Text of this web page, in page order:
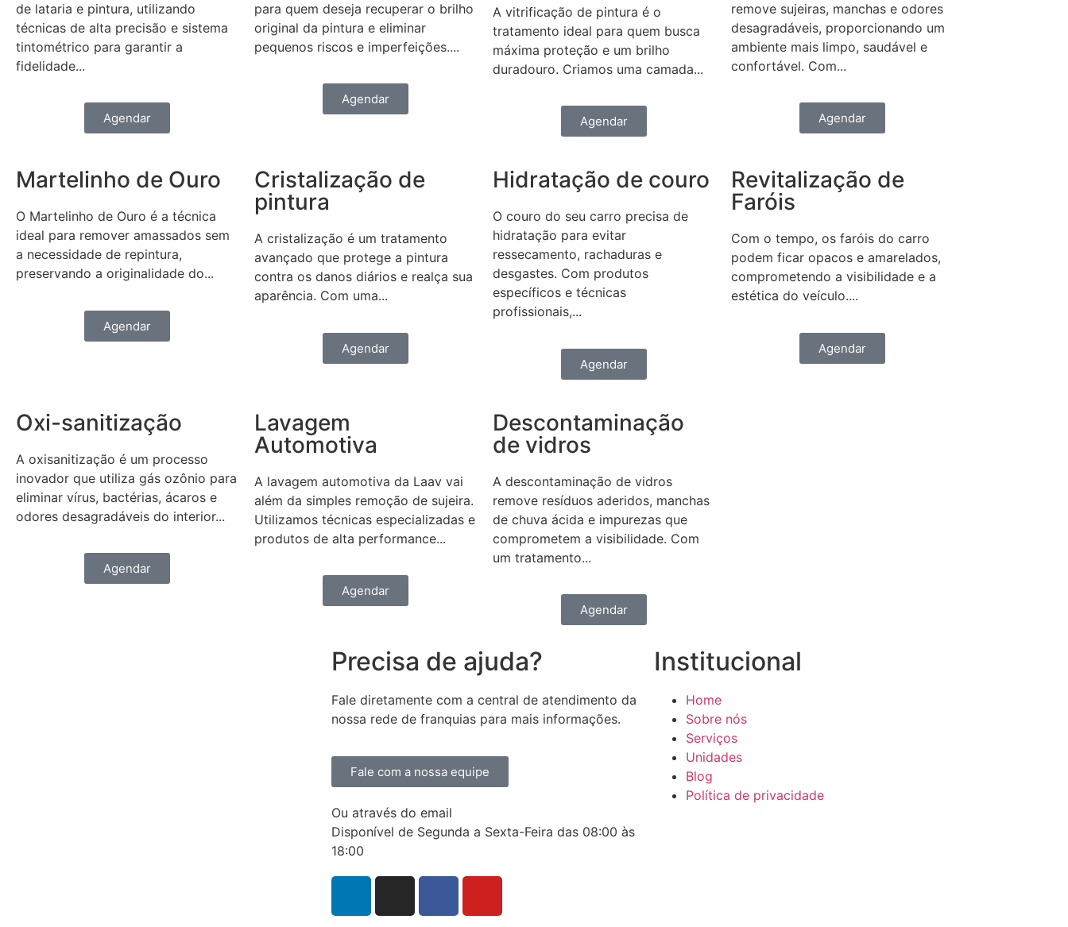
de lataria e pintura, utilizando
técnicas de alta precisão e sistema
tintométrico para garantir a
fidelidade...
Agendar
para quem deseja recuperar o brilho
original da pintura e eliminar
pequenos riscos e imperfeições....
Agendar
A vitrificação de pintura é o
tratamento ideal para quem busca
máxima proteção e um brilho
duradouro. Criamos uma camada...
Agendar
remove sujeiras, manchas e odores
desagradáveis, proporcionando um
ambiente mais limpo, saudável e
confortável. Com...
Agendar
Martelinho de Ouro
O Martelinho de Ouro é a técnica
ideal para remover amassados sem
a necessidade de repintura,
preservando a originalidade do...
Agendar
Cristalização de
pintura
A cristalização é um tratamento
avançado que protege a pintura
contra os danos diários e realça sua
aparência. Com uma...
Agendar
Hidratação de couro
O couro do seu carro precisa de
hidratação para evitar
ressecamento, rachaduras e
desgastes. Com produtos
específicos e técnicas
profissionais,...
Agendar
Revitalização de
Faróis
Com o tempo, os faróis do carro
podem ficar opacos e amarelados,
comprometendo a visibilidade e a
estética do veículo....
Agendar
Oxi-sanitização
A oxisanitização é um processo
inovador que utiliza gás ozônio para
eliminar vírus, bactérias, ácaros e
odores desagradáveis do interior...
Agendar
Lavagem
Automotiva
A lavagem automotiva da Laav vai
além da simples remoção de sujeira.
Utilizamos técnicas especializadas e
produtos de alta performance...
Agendar
Descontaminação
de vidros
A descontaminação de vidros
remove resíduos aderidos, manchas
de chuva ácida e impurezas que
comprometem a visibilidade. Com
um tratamento...
Agendar
Precisa de ajuda?
Fale diretamente com a central de atendimento da
nossa rede de franquias para mais informações.
Fale com a nossa equipe
Ou através do email
Disponível de Segunda a Sexta-Feira das 08:00 às
18:00
Institucional
Home
Sobre nós
Serviços
Unidades
Blog
Política de privacidade